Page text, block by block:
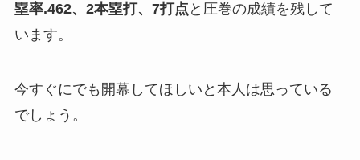
塁率.462、2本塁打、7打点 と圧巻の成績を残して
います。
今すぐにでも開幕してほしいと本人は思っている
でしょう。